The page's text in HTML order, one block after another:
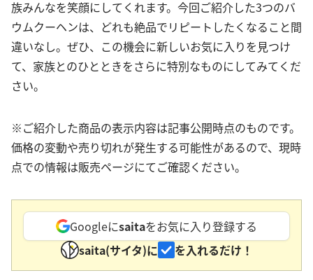
族みんなを笑顔にしてくれます。今回ご紹介した3つのバ
ウムクーヘンは、どれも絶品でリピートしたくなること間
違いなし。ぜひ、この機会に新しいお気に入りを見つけ
て、家族とのひとときをさらに特別なものにしてみてくだ
さい。
※ご紹介した商品の表示内容は記事公開時点のものです。
価格の変動や売り切れが発生する可能性があるので、現時
点での情報は販売ページにてご確認ください。
Googleにsaitaをお気に入り登録する
saita(サイタ)に
を入れるだけ！